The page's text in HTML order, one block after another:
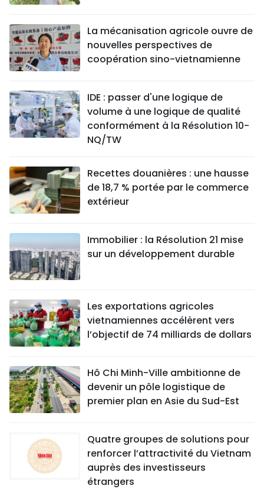
La mécanisation agricole ouvre de
nouvelles perspectives de
coopération sino-vietnamienne
IDE : passer d'une logique de
volume à une logique de qualité
conformément à la Résolution 10-
NQ/TW
Recettes douanières : une hausse
de 18,7 % portée par le commerce
extérieur
Immobilier : la Résolution 21 mise
sur un développement durable
Les exportations agricoles
vietnamiennes accélèrent vers
l’objectif de 74 milliards de dollars
Hô Chi Minh-Ville ambitionne de
devenir un pôle logistique de
premier plan en Asie du Sud-Est
Quatre groupes de solutions pour
renforcer l’attractivité du Vietnam
auprès des investisseurs
étrangers